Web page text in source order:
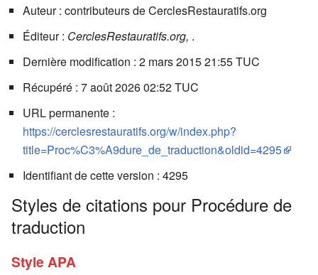
Auteur : contributeurs de CerclesRestauratifs.org
Éditeur : CerclesRestauratifs.org, .
Dernière modification : 2 mars 2015 21:55 TUC
Récupéré : 7 août 2026 02:52 TUC
URL permanente :
https://cerclesrestauratifs.org/w/index.php?
title=Proc%C3%A9dure_de_traduction&oldid=4295
Identifiant de cette version : 4295
Styles de citations pour Procédure de
traduction
Style APA